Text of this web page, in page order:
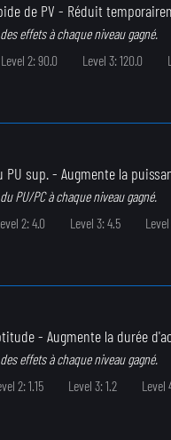
de PV - Réduit
effets à chaque niveau gagné.
Level 2: 90.0 Level 3: 120.0
PU sup.- Augmente la
PU/PC à chaque niveau gagné.
2: 4.0 Level 3: 4.5
- Augmente la durée
effets à chaque niveau gagné.
2: 1.15 Level 3: 1.2 Level